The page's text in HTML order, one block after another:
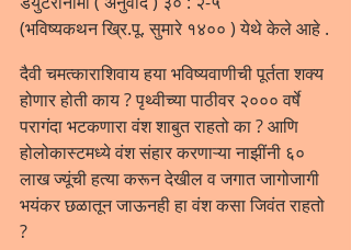
(भविष्यकथन ख्रि.पू. सुमारे १४०० ) येथे केले आहे .
दैवी चमत्काराशिवाय हया भविष्यवाणीची पूर्तता शक्य
होणार होती काय ? पृथ्वीच्या पाठीवर २००० वर्षे
परागंदा भटकणारा वंश शाबुत राहतो का ? आणि
होलोकास्टमध्ये वंश संहार करणाऱ्या नाझींनी ६०
लाख ज्यूंची हत्या करून देखील व जगात जागोजागी
भयंकर छळातून जाऊनही हा वंश कसा जिवंत राहतो
?